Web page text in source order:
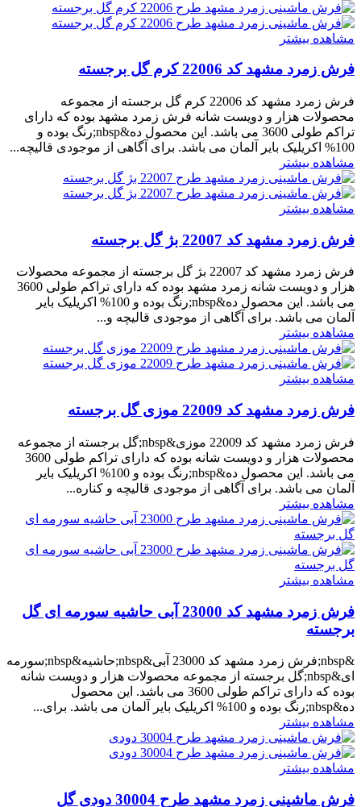
مشاهده بیشتر
فرش زمرد مشهد کد 22006 کرم گل برجسته
فرش زمرد مشهد کد 22006 کرم گل برجسته از مجموعه
محصولات هزار و دویست شانه فرش زمرد مشهد بوده که دارای
تراکم طولی 3600 می باشد. این محصول ده&nbsp;رنگ بوده و
100% اکریلیک بایر آلمان می باشد. برای آگاهی از موجودی قالیچه...
مشاهده بیشتر
مشاهده بیشتر
فرش زمرد مشهد کد 22007 بژ گل برجسته
فرش زمرد مشهد کد 22007 بژ گل برجسته از مجموعه محصولات
هزار و دویست شانه زمرد مشهد بوده که دارای تراکم طولی 3600
می باشد. این محصول ده&nbsp;رنگ بوده و 100% اکریلیک بایر
آلمان می باشد. برای آگاهی از موجودی قالیچه و...
مشاهده بیشتر
مشاهده بیشتر
فرش زمرد مشهد کد 22009 موزی گل برجسته
فرش زمرد مشهد کد 22009 موزی&nbsp;گل برجسته از مجموعه
محصولات هزار و دویست شانه بوده که دارای تراکم طولی 3600
می باشد. این محصول ده&nbsp;رنگ بوده و 100% اکریلیک بایر
آلمان می باشد. برای آگاهی از موجودی قالیچه و کناره...
مشاهده بیشتر
مشاهده بیشتر
فرش زمرد مشهد کد 23000 آبی حاشیه سورمه ای گل
برجسته
&nbsp;فرش زمرد مشهد کد 23000 آبی&nbsp;حاشیه&nbsp;سورمه
ای&nbsp;گل برجسته از مجموعه محصولات هزار و دویست شانه
بوده که دارای تراکم طولی 3600 می باشد. این محصول
ده&nbsp;رنگ بوده و 100% اکریلیک بایر آلمان می باشد. برای...
مشاهده بیشتر
مشاهده بیشتر
فرش ماشینی زمرد مشهد طرح 30004 دودی گل